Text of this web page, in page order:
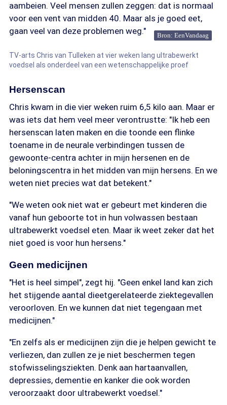
aambeien. Veel mensen zullen zeggen: dat is normaal
voor een vent van midden 40. Maar als je goed eet,
gaan veel van deze problemen weg."
Bron: EenVandaag
TV-arts Chris van Tulleken at vier weken lang ultrabewerkt
voedsel als onderdeel van een wetenschappelijke proef
Hersenscan
Chris kwam in die vier weken ruim 6,5 kilo aan. Maar er
was iets dat hem veel meer verontrustte: "Ik heb een
hersenscan laten maken en die toonde een flinke
toename in de neurale verbindingen tussen de
gewoonte-centra achter in mijn hersenen en de
beloningscentra in het midden van mijn hersens. En we
weten niet precies wat dat betekent."
"We weten ook niet wat er gebeurt met kinderen die
vanaf hun geboorte tot in hun volwassen bestaan
ultrabewerkt voedsel eten. Maar ik weet zeker dat het
niet goed is voor hun hersens."
Geen medicijnen
"Het is heel simpel", zegt hij. "Geen enkel land kan zich
het stijgende aantal dieetgerelateerde ziektegevallen
veroorloven. En we kunnen dat niet tegengaan met
medicijnen."
"En zelfs als er medicijnen zijn die je helpen gewicht te
verliezen, dan zullen ze je niet beschermen tegen
stofwisselingsziekten. Denk aan hartaanvallen,
depressies, dementie en kanker die ook worden
veroorzaakt door ultrabewerkt voedsel."